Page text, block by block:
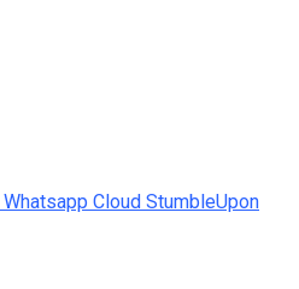
Whatsapp Cloud StumbleUpon